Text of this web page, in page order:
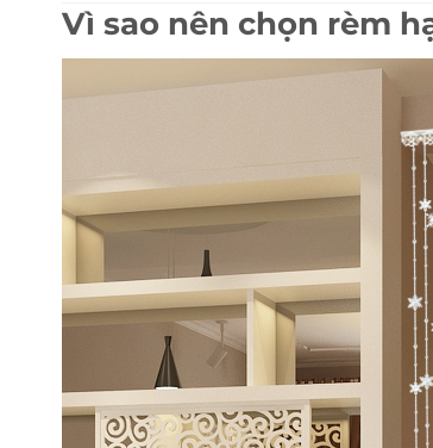
Vì sao nên chọn rèm